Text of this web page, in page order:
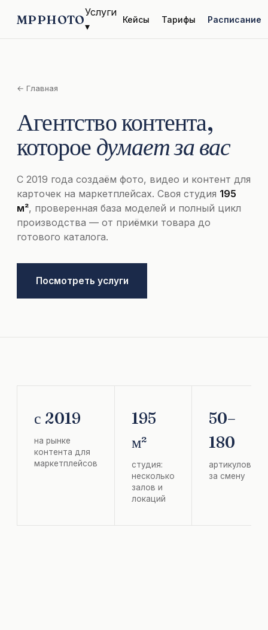
MPPHOTOУслуги
▾
Кейсы Тарифы Расписание
← Главная
Агентство контента,
которое думает за вас
С 2019 года создаём фото, видео и контент для
карточек на маркетплейсах. Своя студия 195
м², проверенная база моделей и полный цикл
производства — от приёмки товара до
готового каталога.
Посмотреть услуги
с 2019
на рынке
контента для
маркетплейсов
195
м²
студия:
несколько
залов и
локаций
50–
180
артикулов
за смену